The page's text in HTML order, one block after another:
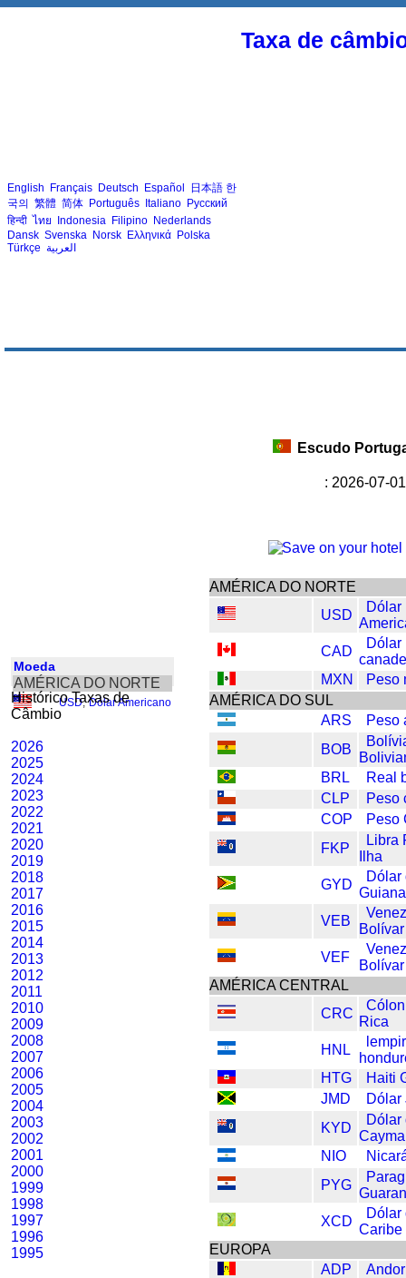
Taxa de
English Français Deutsch Español 日本語 한
국의 繁體 简体 Português Italiano Русский
हिन्दी ไทย Indonesia Filipino Nederlands
Dansk Svenska Norsk Ελληνικά Polska
Türkçe العربية
Moeda
AMÉRICA DO NORTE
USD, Dólar Americano
Histórico Taxas de
Câmbio
2026
2025
2024
2023
2022
2021
2020
2019
2018
2017
2016
2015
2014
2013
2012
2011
2010
2009
2008
2007
2006
2005
2004
2003
2002
2001
2000
1999
1998
1997
1996
1995
Escudo
: 2026-07-
AMÉRICA DO NORTE
USD
Dólar
CAD
Dólar
MXN
Peso
AMÉRICA DO SUL
ARS
Peso
BOB
BRL
Real
CLP
Peso
COP
Peso
FKP
Libra
Ilha
GYD
Dólar
Guiana
VEB
Bolívar
VEF
Bolívar
AMÉRICA CENTRAL
CRC
Rica
HNL
HTG
Haiti
JMD
Dólar
KYD
Dólar
NIO
PYG
XCD
Dólar
Caribe
EUROPA
ADP